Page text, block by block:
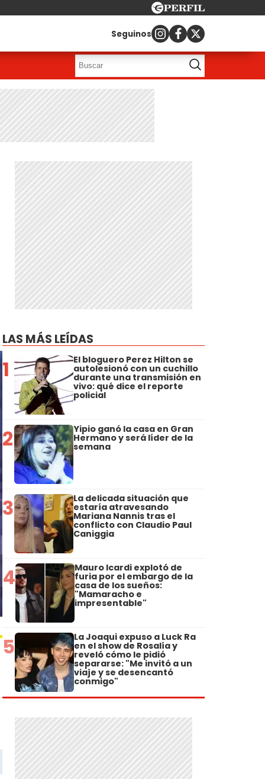
Seguinos
LAS MÁS LEÍDAS
1 El bloguero Perez Hilton se
autolesionó con un cuchillo
durante una transmisión en
vivo: qué dice el reporte
policial
2 Yipio ganó la casa en Gran
Hermano y será líder de la
semana
3 La delicada situación que
estaría atravesando
Mariana Nannis tras el
conflicto con Claudio Paul
Caniggia
4 Mauro Icardi explotó de
furia por el embargo de la
casa de los sueños:
"Mamaracho e
impresentable"
5 La Joaqui expuso a Luck Ra
en el show de Rosalía y
reveló cómo le pidió
separarse: "Me invitó a un
viaje y se desencantó
conmigo"